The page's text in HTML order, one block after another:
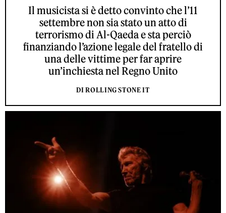
Il musicista si è detto convinto che l’11
settembre non sia stato un atto di
terrorismo di Al-Qaeda e sta perciò
finanziando l’azione legale del fratello di
una delle vittime per far aprire
un’inchiesta nel Regno Unito
DI ROLLING STONE IT